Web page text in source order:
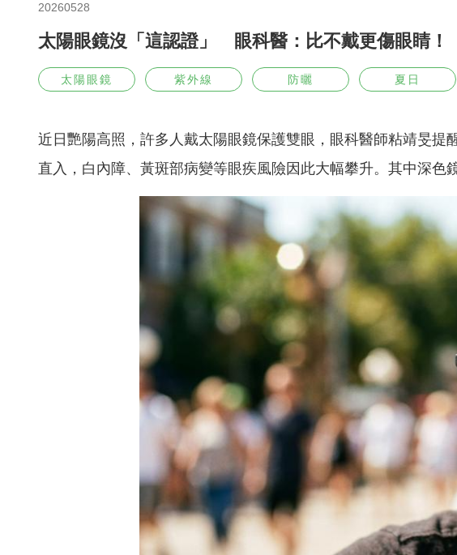
20260528
太陽眼鏡沒「這認證」 眼科醫：比不戴更傷眼睛！
太陽眼鏡 紫外線 防曬 夏日
近日艷陽高照，許多人戴太陽眼鏡保護雙眼，眼科醫師粘靖旻
直入，白內障、黃斑部病變等眼疾風險因此大幅攀升。其中深色